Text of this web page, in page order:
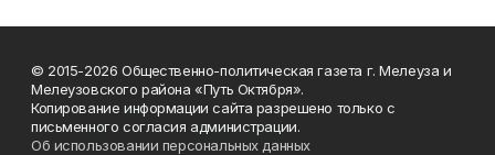
© 2015-2026 Общественно-политическая газета г. Мелеуза и
Мелеузовского района «Путь Октября».
Копирование информации сайта разрешено только с
письменного согласия администрации.
Об использовании персональных данных